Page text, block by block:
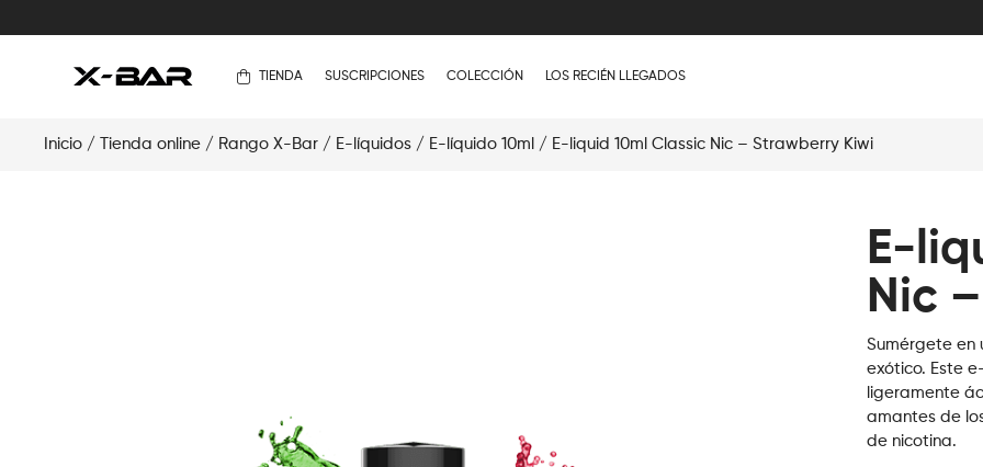
TIENDA SUSCRIPCIONES COLECCIÓN LOS RECIÉN LLEGADOS
Inicio / Tienda online / Rango X-Bar / E-líquidos / E-líquido 10ml / E-liquid 10ml Classic Nic – Strawberry Kiwi
E-
Nic
Sumérgete en
exótico. Este
ligeramente
amantes de
de nicotina.